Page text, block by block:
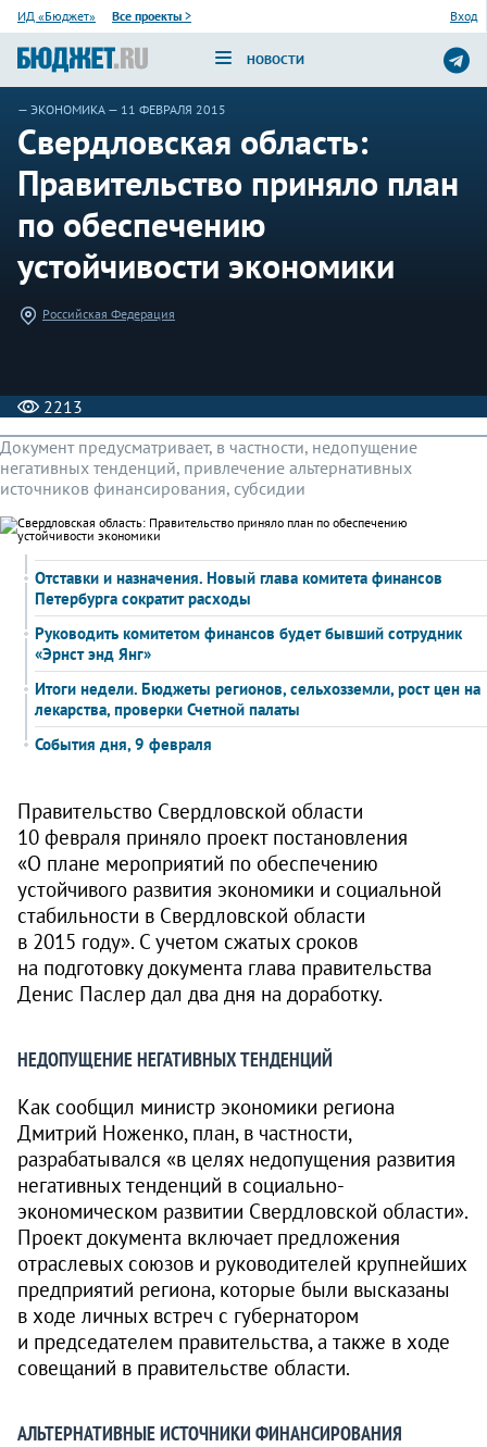
ИД «Бюджет» Все проекты > Вход
НОВОСТИ
— ЭКОНОМИКА — 11 ФЕВРАЛЯ 2015
Свердловская область:
Правительство приняло план
по обеспечению
устойчивости экономики
Российская Федерация
2213
Документ предусматривает, в частности, недопущение
негативных тенденций, привлечение альтернативных
источников финансирования, субсидии
Отставки и назначения. Новый глава комитета финансов
Петербурга сократит расходы
Руководить комитетом финансов будет бывший сотрудник
«Эрнст энд Янг»
Итоги недели. Бюджеты регионов, сельхозземли, рост цен на
лекарства, проверки Счетной палаты
События дня, 9 февраля
Правительство Свердловской области
10 февраля приняло проект постановления
«О плане мероприятий по обеспечению
устойчивого развития экономики и социальной
стабильности в Свердловской области
в 2015 году». С учетом сжатых сроков
на подготовку документа глава правительства
Денис Паслер дал два дня на доработку.
НЕДОПУЩЕНИЕ НЕГАТИВНЫХ ТЕНДЕНЦИЙ
Как сообщил министр экономики региона
Дмитрий Ноженко, план, в частности,
разрабатывался «в целях недопущения развития
негативных тенденций в социально-
экономическом развитии Свердловской области».
Проект документа включает предложения
отраслевых союзов и руководителей крупнейших
предприятий региона, которые были высказаны
в ходе личных встреч с губернатором
и председателем правительства, а также в ходе
совещаний в правительстве области.
АЛЬТЕРНАТИВНЫЕ ИСТОЧНИКИ ФИНАНСИРОВАНИЯ